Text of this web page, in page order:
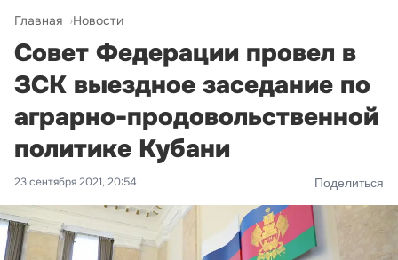
Главная Новости
Совет Федерации провел в
ЗСК выездное заседание по
аграрно-продовольственной
политике Кубани
23 сентября 2021, 20:54 Поделиться